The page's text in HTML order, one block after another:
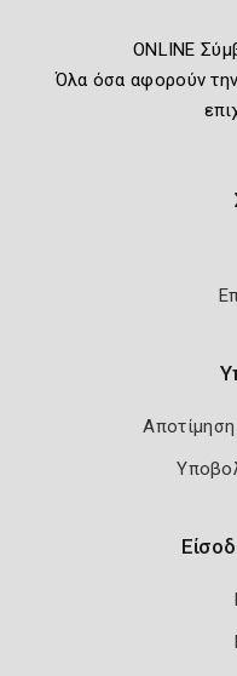
ONLINE
Όλα όσα αφορούν την
Αποτίμηση